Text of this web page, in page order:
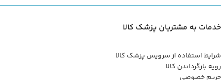
خدمات به مشتریان پزشک کالا
شرایط استفاده از سرویس پزشک کالا
رویه بازگرداندن کالا
حریم خصوصی